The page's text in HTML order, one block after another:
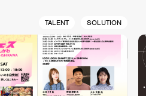
TALENT SOLUTION